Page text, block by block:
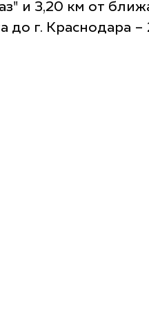
и 3,20 км от
до г. Краснодара –